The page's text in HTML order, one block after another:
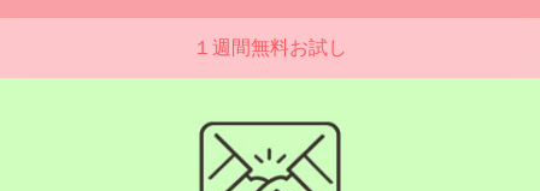
１週間無料お試し